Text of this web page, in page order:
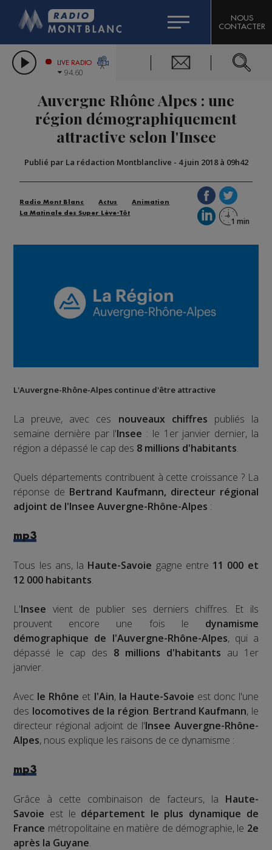
LES CHRONIQUES DE L'EXPERT
CITIZEN MACHINERY
GRAND MASSIF DOMAINES SKIABLES
BIGARD
COMPAGNIE DU MONT-BLANC
NOUS
CONTACTER
LIVE RADIO
94.60
Auvergne Rhône Alpes : une
région démographiquement
attractive selon l'Insee
Publié par La rédaction Montblanclive - 4 juin 2018 à 09h42
Radio Mont Blanc Actus
Animation
La Matinale des Super Lève-Tôt
L'Auvergne-Rhône-Alpes continue d'être attractive
La preuve, avec ces nouveaux chiffres publiés la
semaine dernière par l'Insee : le 1er janvier dernier, la
région a dépassé le cap des 8 millions d'habitants.
Quels départements contribuent à cette croissance ? La
réponse de Bertrand Kaufmann, directeur régional
adjoint de l'Insee Auvergne-Rhône-Alpes :
mp3
Tous les ans, la Haute-Savoie gagne entre 11 000 et
12 000 habitants.
L'Insee vient de publier ses derniers chiffres. Et ils
prouvent encore une fois le dynamisme
démographique de l'Auvergne-Rhône-Alpes, qui a
dépassé le cap des 8 millions d'habitants au 1er
janvier.
Avec le Rhône et l'Ain, la Haute-Savoie est donc l'une
des locomotives de la région. Bertrand Kaufmann, le
directeur régional adjoint de l'Insee Auvergne-Rhône-
Alpes, nous explique les raisons de ce dynamisme :
mp3
Grâce à cette combinaison de facteurs, la Haute-
Savoie est le département le plus dynamique de
France métropolitaine en matière de démographie, le 2e
après la Guyane.